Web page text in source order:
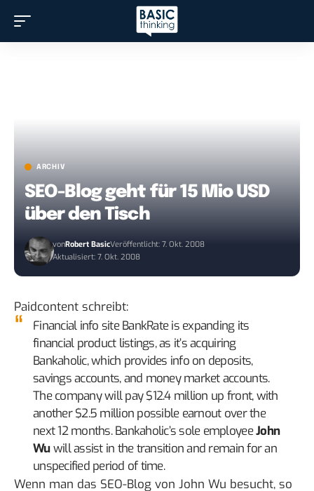
ARCHIV
SEO-Blog geht für 15 Mio USD
über den Tisch
vonRobert BasicVeröffentlicht: 7. Okt. 2008
Aktualisiert: 7. Okt. 2008
Paidcontent schreibt:
Financial info site BankRate is expanding its
financial product listings, as it’s acquiring
Bankaholic, which provides info on deposits,
savings accounts, and money market accounts.
The company will pay $12.4 million up front, with
another $2.5 million possible earnout over the
next 12 months. Bankaholic’s sole employeeJohn
Wuwill assist in the transition and remain for an
unspecified period of time.
Wenn man das SEO-Blog von John Wu besucht, so